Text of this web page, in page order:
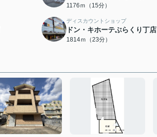
1176ｍ（15分）
ディスカウントショップ
ドン・キホーテぶらくり丁店
1814ｍ（23分）